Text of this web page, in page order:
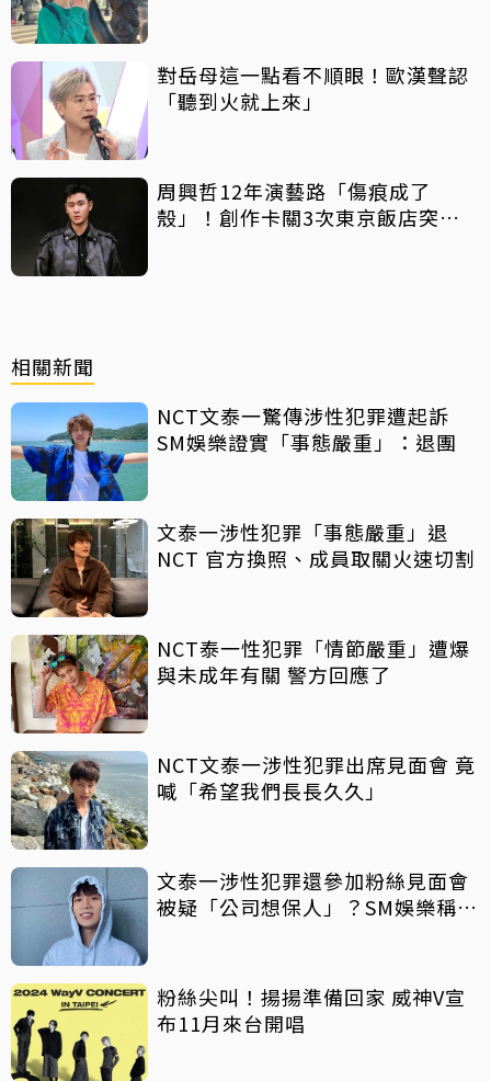
對岳母這一點看不順眼！歐漢聲認
「聽到火就上來」
周興哲12年演藝路「傷痕成了
殼」！創作卡關3次東京飯店突找
相關新聞
NCT文泰一驚傳涉性犯罪遭起訴
SM娛樂證實「事態嚴重」：退團
文泰一涉性犯罪「事態嚴重」退
NCT 官方換照、成員取關火速切割
NCT泰一性犯罪「情節嚴重」遭爆
與未成年有關 警方回應了
NCT文泰一涉性犯罪出席見面會 竟
喊「希望我們長長久久」
文泰一涉性犯罪還參加粉絲見面會
被疑「公司想保人」？SM娛樂稱8
粉絲尖叫！揚揚準備回家 威神V宣
布11月來台開唱